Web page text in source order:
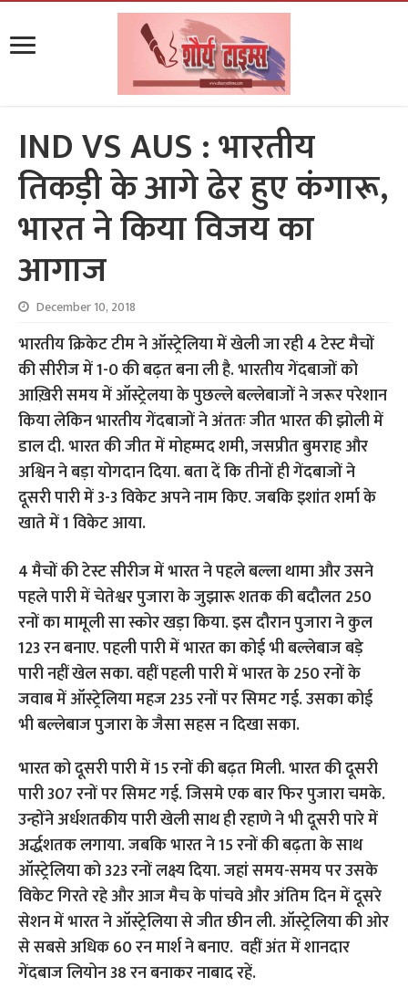
IND VS AUS : भारतीय
तिकड़ी के आगे ढेर हुए कंगारू,
भारत ने किया विजय का
आगाज
December 10, 2018
भारतीय क्रिकेट टीम ने ऑस्ट्रेलिया में खेली जा रही 4 टेस्ट मैचों
की सीरीज में 1-0 की बढ़त बना ली है. भारतीय गेंदबाजों को
आख़िरी समय में ऑस्ट्रेलया के पुछल्ले बल्लेबाजों ने जरूर परेशान
किया लेकिन भारतीय गेंदबाजों ने अंततः जीत भारत की झोली में
डाल दी. भारत की जीत में मोहम्मद शमी, जसप्रीत बुमराह और
अश्विन ने बड़ा योगदान दिया. बता दें कि तीनों ही गेंदबाजों ने
दूसरी पारी में 3-3 विकेट अपने नाम किए. जबकि इशांत शर्मा के
खाते में 1 विकेट आया.
4 मैचों की टेस्ट सीरीज में भारत ने पहले बल्ला थामा और उसने
पहले पारी में चेतेश्वर पुजारा के जुझारू शतक की बदौलत 250
रनों का मामूली सा स्कोर खड़ा किया. इस दौरान पुजारा ने कुल
123 रन बनाए. पहली पारी में भारत का कोई भी बल्लेबाज बड़े
पारी नहीं खेल सका. वहीं पहली पारी में भारत के 250 रनों के
जवाब में ऑस्ट्रेलिया महज 235 रनों पर सिमट गई. उसका कोई
भी बल्लेबाज पुजारा के जैसा सहस न दिखा सका.
भारत को दूसरी पारी में 15 रनों की बढ़त मिली. भारत की दूसरी
पारी 307 रनों पर सिमट गई. जिसमे एक बार फिर पुजारा चमके.
उन्होंने अर्धशतकीय पारी खेली साथ ही रहाणे ने भी दूसरी पारे में
अर्द्धशतक लगाया. जबकि भारत ने 15 रनों की बढ़ता के साथ
ऑस्ट्रेलिया को 323 रनों लक्ष्य दिया. जहां समय-समय पर उसके
विकेट गिरते रहे और आज मैच के पांचवे और अंतिम दिन में दूसरे
सेशन में भारत ने ऑस्ट्रेलिया से जीत छीन ली. ऑस्ट्रेलिया की ओर
से सबसे अधिक 60 रन मार्श ने बनाए. वहीं अंत में शानदार
गेंदबाज लियोन 38 रन बनाकर नाबाद रहें.